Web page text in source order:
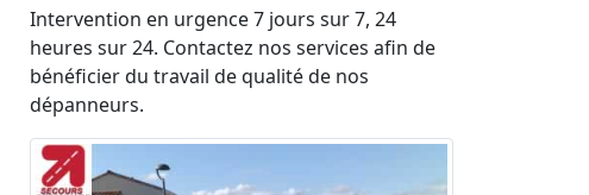
Intervention en urgence 7 jours sur 7, 24
heures sur 24. Contactez nos services afin de
bénéficier du travail de qualité de nos
dépanneurs.